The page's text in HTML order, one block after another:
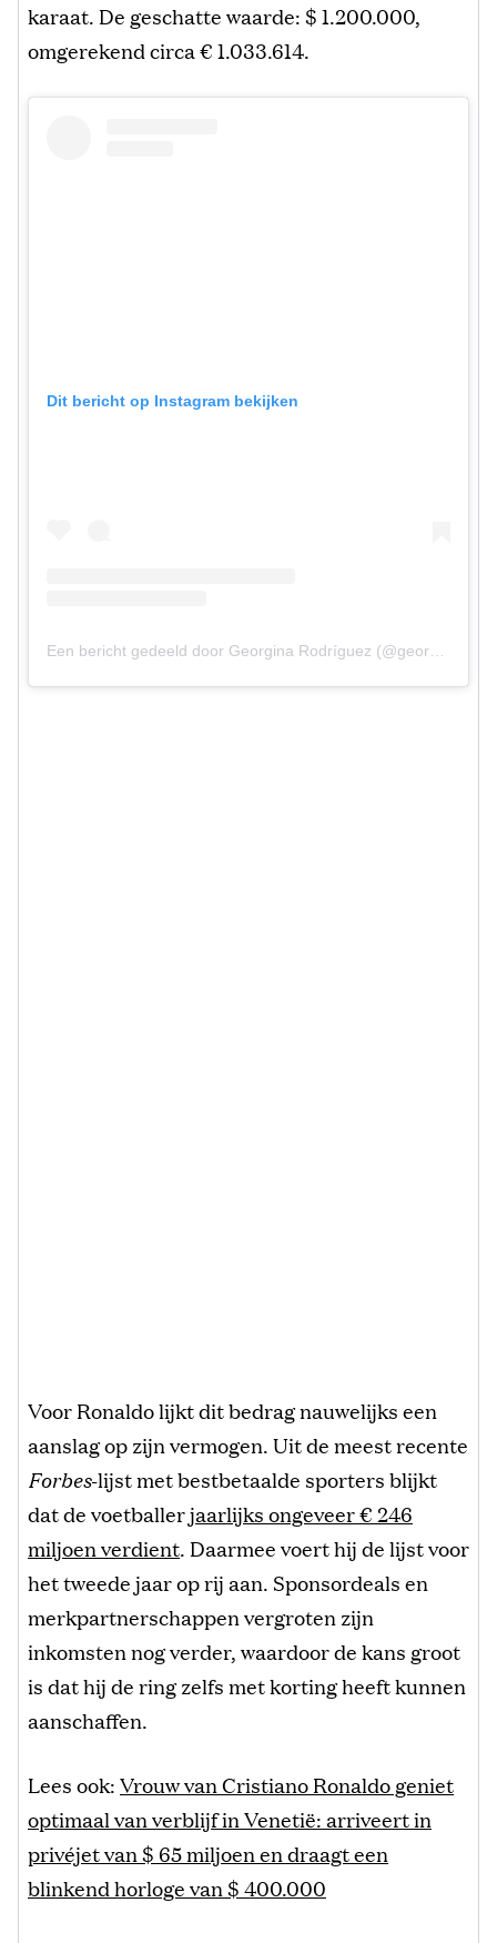
karaat. De geschatte waarde: $ 1.200.000,
omgerekend circa € 1.033.614.
Dit bericht op Instagram bekijken
Een bericht gedeeld door Georgina Rodríguez (@georginagio)
Voor Ronaldo lijkt dit bedrag nauwelijks een
aanslag op zijn vermogen. Uit de meest recente
Forbes-lijst met bestbetaalde sporters blijkt
dat de voetballerjaarlijks ongeveer € 246
miljoen verdient. Daarmee voert hij de lijst voor
het tweede jaar op rij aan. Sponsordeals en
merkpartnerschappen vergroten zijn
inkomsten nog verder, waardoor de kans groot
is dat hij de ring zelfs met korting heeft kunnen
aanschaffen.
Lees ook:Vrouw van Cristiano Ronaldo geniet
optimaal van verblijf in Venetië: arriveert in
privéjet van $ 65 miljoen en draagt een
blinkend horloge van $ 400.000